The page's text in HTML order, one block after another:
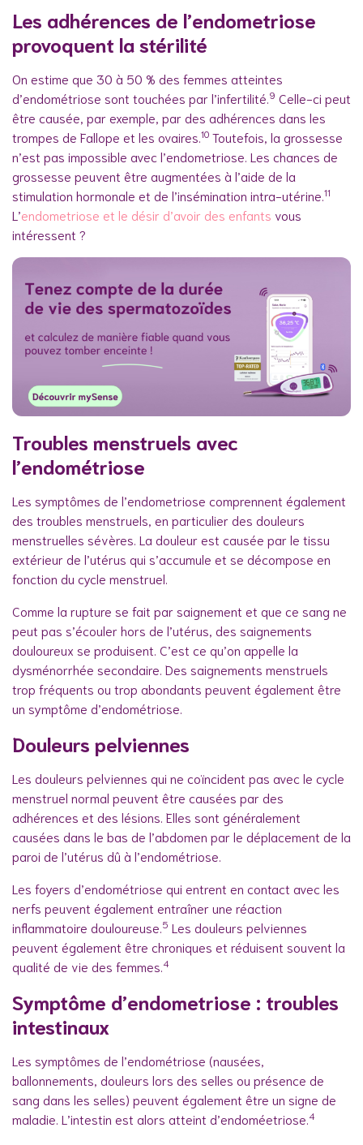
Les adhérences de l’endometriose
provoquent la stérilité
On estime que 30 à 50 % des femmes atteintes
d’endométriose sont touchées par l’infertilité. 9 Celle-ci peut
être causée, par exemple, par des adhérences dans les
trompes de Fallope et les ovaires. 10 Toutefois, la grossesse
n’est pas impossible avec l’endometriose. Les chances de
grossesse peuvent être augmentées à l’aide de la
stimulation hormonale et de l’insémination intra-utérine. 11
L’endometriose et le désir d’avoir des enfants vous
intéressent ?
Troubles menstruels avec
l’endométriose
Les symptômes de l’endometriose comprennent également
des troubles menstruels, en particulier des douleurs
menstruelles sévères. La douleur est causée par le tissu
extérieur de l’utérus qui s’accumule et se décompose en
fonction du cycle menstruel.
Comme la rupture se fait par saignement et que ce sang ne
peut pas s’écouler hors de l’utérus, des saignements
douloureux se produisent. C’est ce qu’on appelle la
dysménorrhée secondaire. Des saignements menstruels
trop fréquents ou trop abondants peuvent également être
un symptôme d’endométriose.
Douleurs pelviennes
Les douleurs pelviennes qui ne coïncident pas avec le cycle
menstruel normal peuvent être causées par des
adhérences et des lésions. Elles sont généralement
causées dans le bas de l’abdomen par le déplacement de la
paroi de l’utérus dû à l’endométriose.
Les foyers d’endométriose qui entrent en contact avec les
nerfs peuvent également entraîner une réaction
inflammatoire douloureuse. 5 Les douleurs pelviennes
peuvent également être chroniques et réduisent souvent la
qualité de vie des femmes. 4
Symptôme d’endometriose : troubles
intestinaux
Les symptômes de l’endométriose (nausées,
ballonnements, douleurs lors des selles ou présence de
sang dans les selles) peuvent également être un signe de
maladie. L’intestin est alors atteint d’endoméetriose. 4